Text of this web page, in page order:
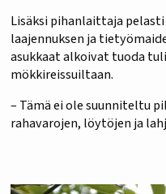
Lisäksi pihanlaittaja pelasti
laajennuksen ja
asukkaat alkoivat tuoda
mökkireissuiltaan.
– Tämä ei ole suunniteltu
rahavarojen, löytöjen ja